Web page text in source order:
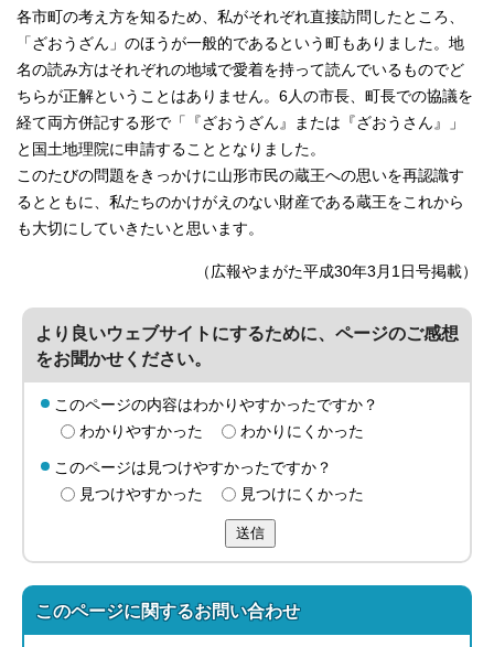
各市町の考え方を知るため、私がそれぞれ直接訪問したところ、
「ざおうざん」のほうが一般的であるという町もありました。地
名の読み方はそれぞれの地域で愛着を持って読んでいるものでど
ちらが正解ということはありません。6人の市長、町長での協議を
経て両方併記する形で「『ざおうざん』または『ざおうさん』」
と国土地理院に申請することとなりました。
このたびの問題をきっかけに山形市民の蔵王への思いを再認識す
るとともに、私たちのかけがえのない財産である蔵王をこれから
も大切にしていきたいと思います。
（広報やまがた平成30年3月1日号掲載）
より良いウェブサイトにするために、ページのご感想
をお聞かせください。
このページの内容はわかりやすかったですか？
わかりやすかった
わかりにくかった
このページは見つけやすかったですか？
見つけやすかった
見つけにくかった
送信
このページに関するお問い合わせ